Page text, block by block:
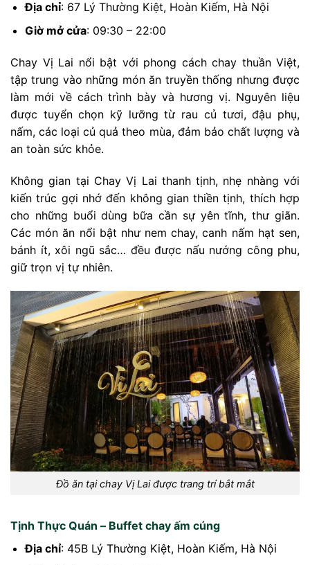
Địa chỉ: 67 Lý Thường Kiệt, Hoàn Kiếm, Hà Nội
Giờ mở cửa: 09:30 – 22:00
Chay Vị Lai nổi bật với phong cách chay thuần Việt,
tập trung vào những món ăn truyền thống nhưng được
làm mới về cách trình bày và hương vị. Nguyên liệu
được tuyển chọn kỹ lưỡng từ rau củ tươi, đậu phụ,
nấm, các loại củ quả theo mùa, đảm bảo chất lượng và
an toàn sức khỏe.
Không gian tại Chay Vị Lai thanh tịnh, nhẹ nhàng với
kiến trúc gợi nhớ đến không gian thiền tịnh, thích hợp
cho những buổi dùng bữa cần sự yên tĩnh, thư giãn.
Các món ăn nổi bật như nem chay, canh nấm hạt sen,
bánh ít, xôi ngũ sắc… đều được nấu nướng công phu,
giữ trọn vị tự nhiên.
Đồ ăn tại chay Vị Lai được trang trí bắt mắt
Tịnh Thực Quán – Buffet chay ấm cúng
Địa chỉ: 45B Lý Thường Kiệt, Hoàn Kiếm, Hà Nội